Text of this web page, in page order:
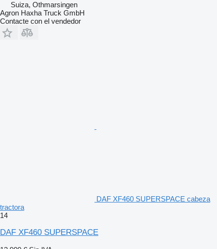
Suiza, Othmarsingen
Agron Haxha Truck GmbH
Contacte con el vendedor
DAF XF460 SUPERSPACE cabeza
tractora
14
DAF XF460 SUPERSPACE